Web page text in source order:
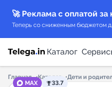
🚀 Реклама с оплатой
Теперь со сниженным бюджетом
Каталог
Главная Каталог Дети и
MAX
33.7